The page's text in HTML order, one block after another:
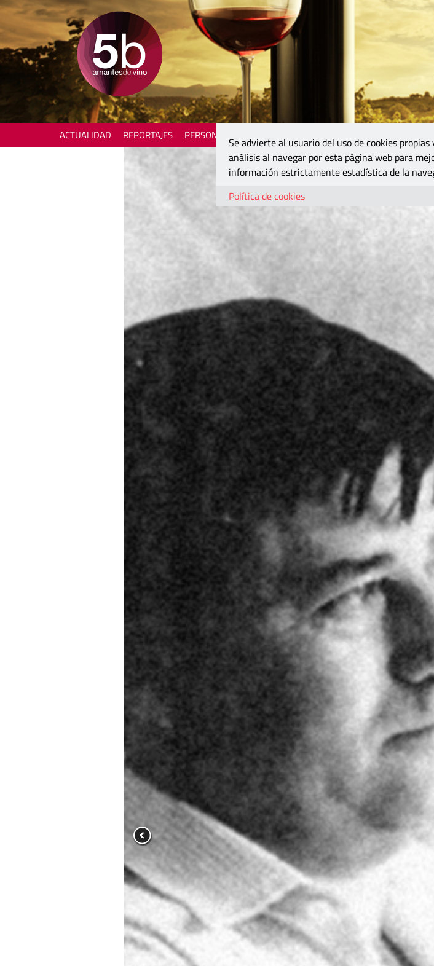
ACTUALIDAD REPORTAJES PERSONAJES
Se advierte al usuario del uso de cookies
análisis al navegar por esta página web para
información estrictamente estadística de la
Política de cookies